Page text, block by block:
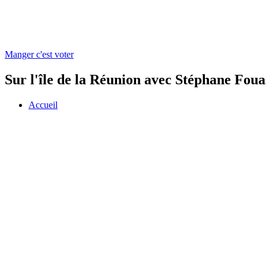
Manger c'est voter
Sur l'île de la Réunion avec Stéphane
Accueil